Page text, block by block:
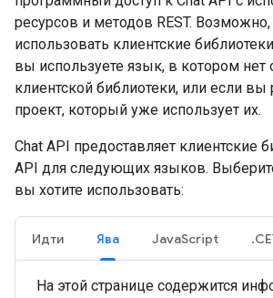
ресурсов и методов REST.
использовать клиентские
вы используете язык, в котором нет
клиентской библиотеки, или если вы
проект, который уже использует их.
Chat API предоставляет клиентские
API для следующих языков.
вы хотите использовать:
Идти Ява JavaScript
На этой странице содержится